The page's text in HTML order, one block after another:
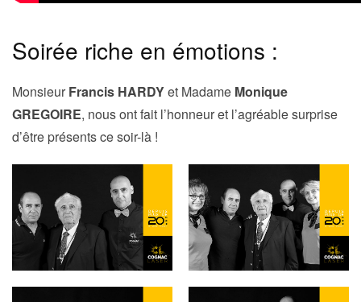
Soirée riche en émotions :
Monsieur Francis HARDYet Madame Monique
GREGOIRE, nous ont fait l’honneur et l’agréable surprise
d’être présents ce soir-là !